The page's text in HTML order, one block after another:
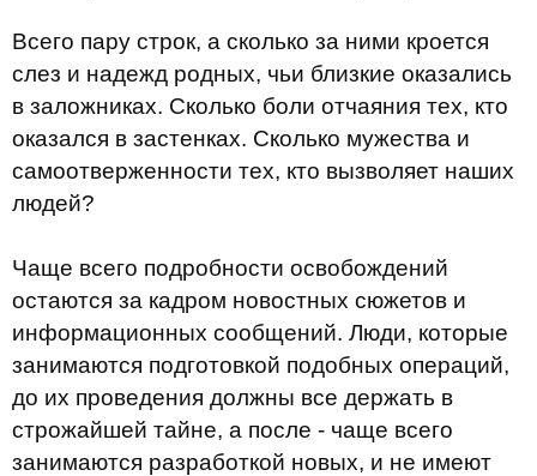
Всего пару строк, а сколько за ними кроется
слез и надежд родных, чьи близкие оказались
в заложниках. Сколько боли отчаяния тех, кто
оказался в застенках. Сколько мужества и
самоотверженности тех, кто вызволяет наших
людей?
Чаще всего подробности освобождений
остаются за кадром новостных сюжетов и
информационных сообщений. Люди, которые
занимаются подготовкой подобных операций,
до их проведения должны все держать в
строжайшей тайне, а после - чаще всего
занимаются разработкой новых, и не имеют